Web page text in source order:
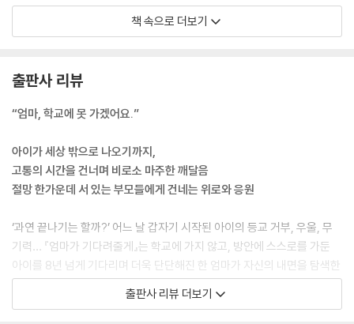
대의 순간이 온다는 것을, 아직은 동굴로 향하는 마음의 무게가 훨씬 무겁
지만 그것이 끝이 아니라는 것을, 끝에 다다르기까지 얼마의 반복 구간이
망은 한 몸이었다. 하나가 오면 또 다른 하나가 따라오는 것이다. 그러니 한
면만을 보지 말고 양쪽을 같이 보자. 벽하나를 두고 어둠과 빛은 갈린다. 벽
에 문을 내고 한 걸음 나오겠다는 마음만 먹으면 벽을 허무는 건 문제도 아
닐 것이다.”
--- p.78
이었다. 남들과는 다른 시간을 보내는 아이를 지켜본다는 것은 당연한 것
들이 당연하지 않을 수도 있음을 받아들이는 과정이었다. 그 과정을 거치
며 남들이 걸어가는 속도와 나는 별개이며 신경 쓸 것이 아니라는 것을 깨
달았다. 저들의 속도에 맞출 필요가 없다는 것을 인정하는 순간 마음에 평
화가 찾아오고 온전히 기다릴 수 있게 되었다. 그렇게 편해진 마음은 아이
에게 좋은 에너지로 전달이 되었다. 혼자 우뚝 서기에 아직은 역부족인 아
책 속으로 더보기
출판사 리뷰
“엄마, 학교에 못 가겠어요.”
아이가 세상 밖으로 나오기까지,
고통의 시간을 건너며 비로소 마주한 깨달음
절망 한가운데 서 있는 부모들에게 건네는 위로와 응원
‘과연 끝나기는 할까?’ 어느 날 갑자기 시작된 아이의 등교 거부, 우울, 무
기력… 『엄마가 기다려줄게』는 학교에 가지 않고, 방안에 스스로를 가둔
아이를 8년 넘게 기다리며 더욱 단단해진 한 엄마가 자신의 내면을 탐색한
기록이다. 저자는 깊은 성찰의 시간을 거치며 아이와 자신의 마음을 온전
히 이해하게 된 심리적 여정과 깨달음을 이 책에 촘촘히 새겨놓았다.
출판사 리뷰 더보기